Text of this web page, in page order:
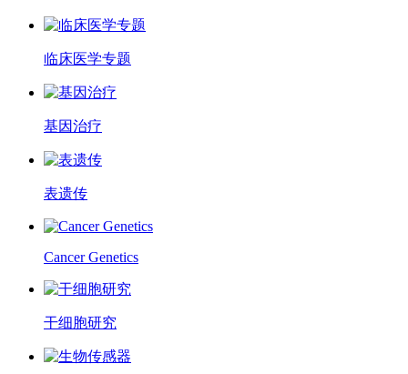
临床医学专题
基因治疗
表遗传
Cancer Genetics
干细胞研究